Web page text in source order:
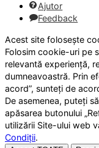
Ajutor
Feedback
Acest site folosește
Folosim cookie-uri pe
relevantă experiență,
dumneavoastră. Prin
acord”, sunteți de
De asemenea, puteți
apăsarea butonului
utilizării Site-ului web
Condiții.